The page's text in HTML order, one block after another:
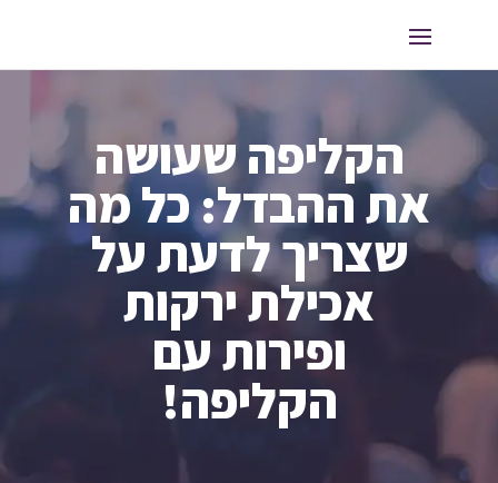
הקליפה שעושה
את ההבדל: כל מה
שצריך לדעת על
אכילת ירקות
ופירות עם
הקליפה!